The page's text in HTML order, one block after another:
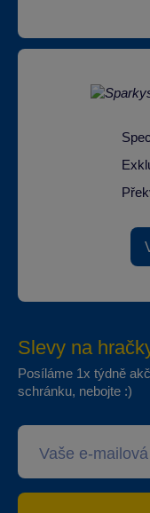
Slevy na
Posíláme 1x týdně
schránku, nebojte :)